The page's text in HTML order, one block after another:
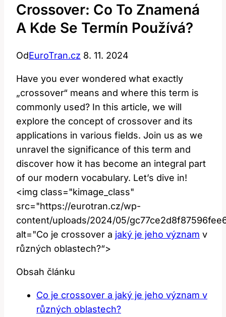
Crossover: Co To Znamená
A Kde Se Termín Používá?
OdEuroTran.cz 8. 11. 2024
Have you ever wondered what exactly
„crossover“ means and where this term is
commonly used? In this article, we will
explore the concept of crossover and its
applications in various fields. Join us as we
unravel the significance of this term and
discover how it has become an integral part
of our modern vocabulary. Let’s dive in!
<img class="kimage_class"
src="https://eurotran.cz/wp-
content/uploads/2024/05/
alt="Co je crossover a jaký je jeho význam v
různých oblastech?“>
Obsah článku
Co je crossover a jaký je jeho význam v
různých oblastech?